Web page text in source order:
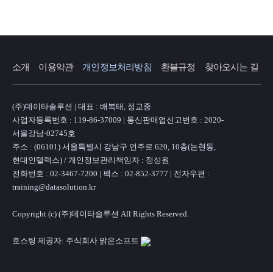
소개 이용약관 개인정보처리방침 환불규정 찾아오시는 길
(주)데이타솔루션 | 대표 : 배복태, 정교중
사업자등록번호 : 119-86-37009 | 통신판매업신고번호 : 2020-
서울강남-02745호
주소 : (06101) 서울특별시 강남구 언주로 620, 10층(논현동,
현대인텔렉스) / 개인정보관리책임자 : 정성원
전화번호 : 02-3467-7200 | 팩스 : 02-852-3777 | 전자우편 :
training@datasolution.kr
Copyright (c) (주)데이타솔루션 All Rights Reserved.
호스팅 제공자: 주식회사 맑은소프트